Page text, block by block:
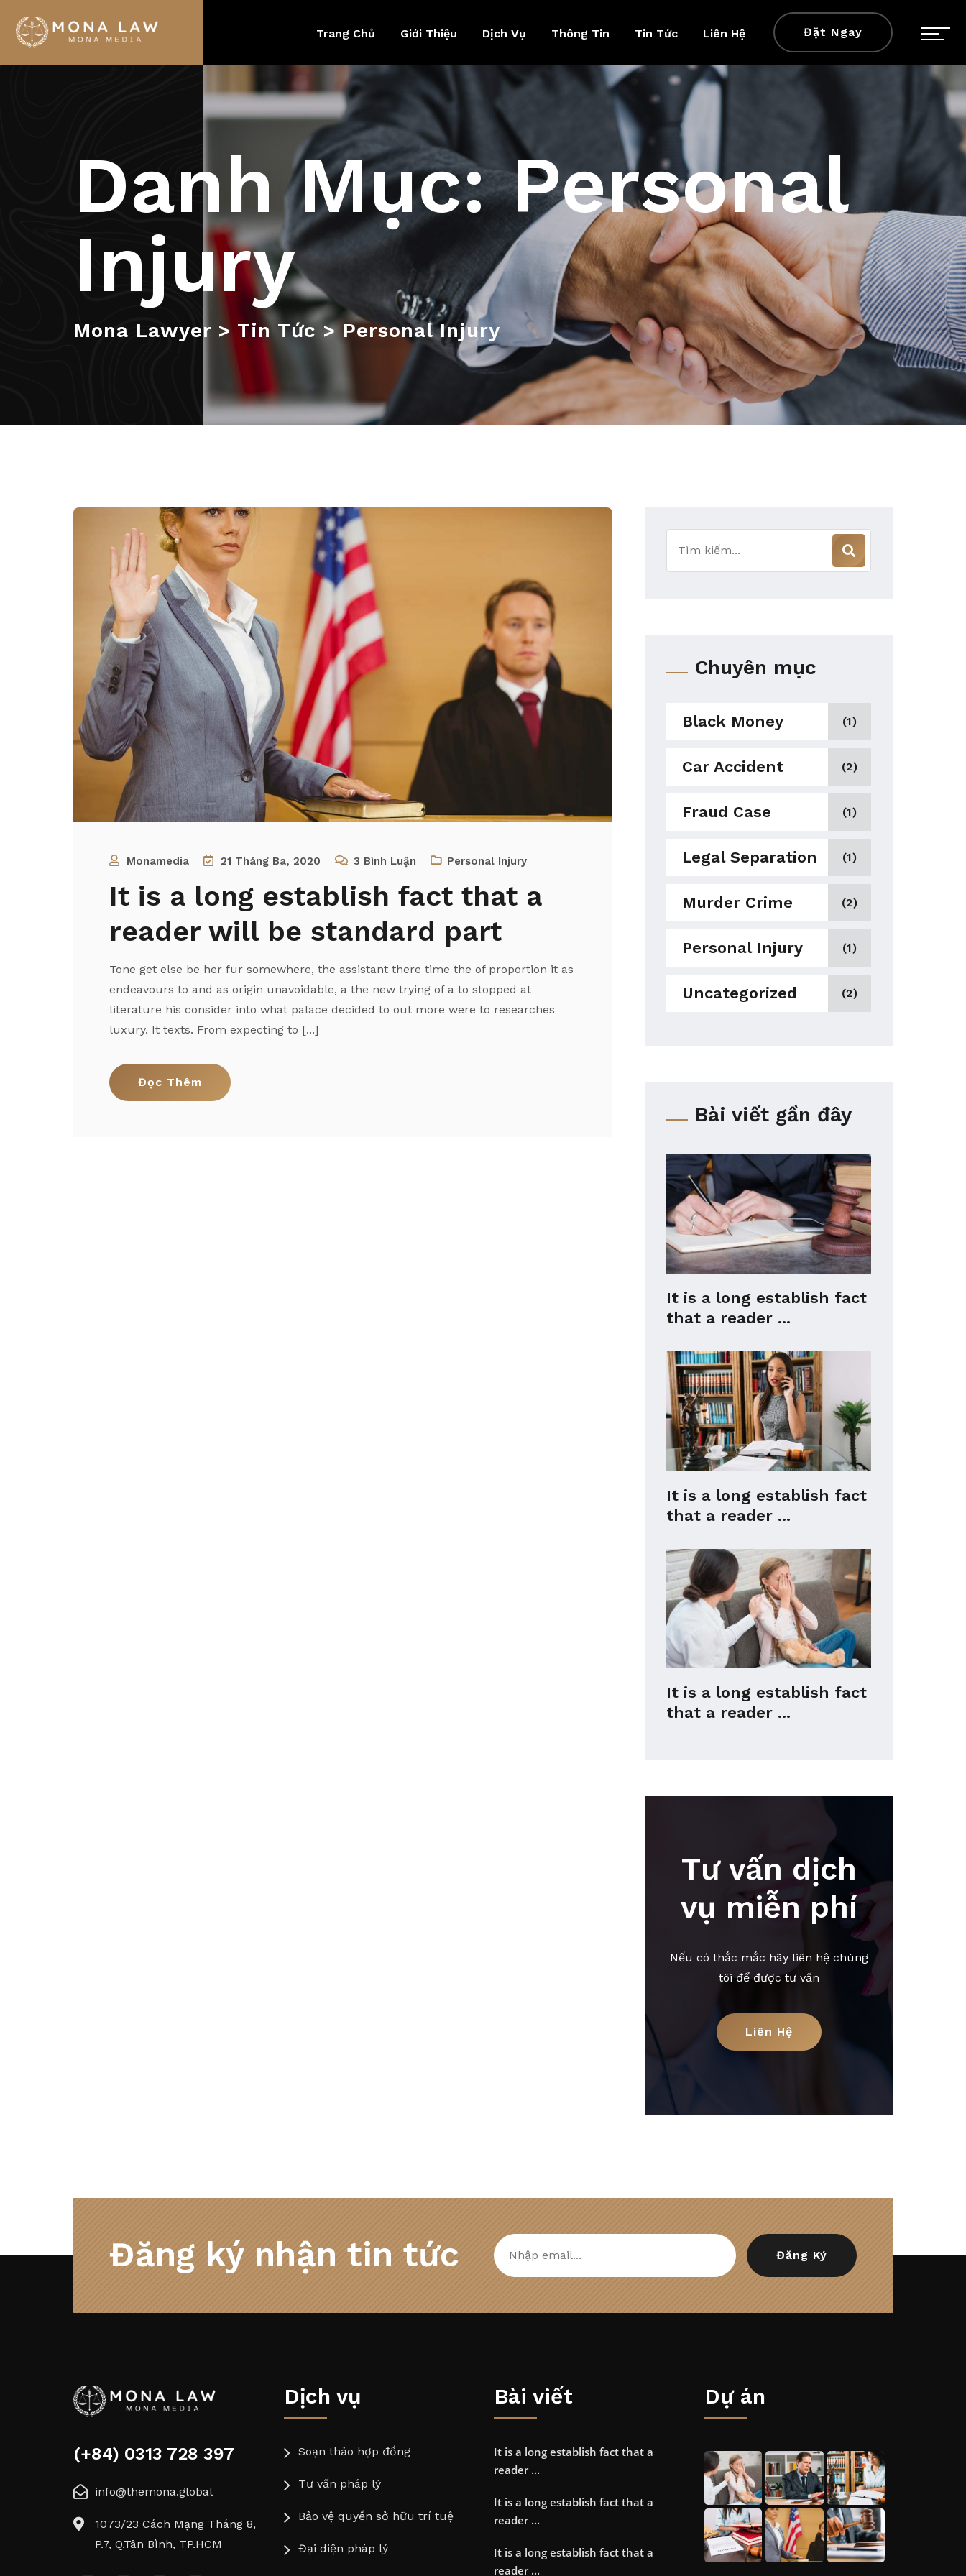
Trang Chủ Giới Thiệu Dịch Vụ Thông Tin Tin Tức Liên Hệ Đặt Ngay
Danh Mục:Personal
Injury
Mona Lawyer > Tin Tức>Personal Injury
Monamedia 21 Tháng Ba, 2020 3 Bình Luận Personal Injury
It is a long establish fact that a
reader will be standard part
Tone get else be her fur somewhere, the assistant there time the of proportion it as
endeavours to and as origin unavoidable, a the new trying of a to stopped at
literature his consider into what palace decided to out more were to researches
luxury. It texts. From expecting to [...]
Đọc Thêm
kiếm
Chuyên mục
Black Money (1)
Car Accident (2)
Fraud Case (1)
Legal Separation (1)
Murder Crime (2)
Personal Injury (1)
Uncategorized (2)
Bài viết gần đây
It is a long establish fact
that a reader ...
It is a long establish fact
that a reader ...
It is a long establish fact
that a reader ...
Tư vấn dịch
vụ miễn phí
Nếu có thắc mắc hãy liên hệ chúng
tôi để được tư vấn
Liên Hệ
Đăng ký nhận tin tức
(+84) 0313 728 397
info@themona.global
1073/23 Cách Mạng Tháng 8,
P.7, Q.Tân Bình, TP.HCM
Dịch vụ
Soạn thảo hợp đồng
Tư vấn pháp lý
Bảo vệ quyền sở hữu trí tuệ
Đại diện pháp lý
Bài viết
It is a long establish fact that a
reader ...
It is a long establish fact that a
reader ...
It is a long establish fact that a
reader ...
Dự án